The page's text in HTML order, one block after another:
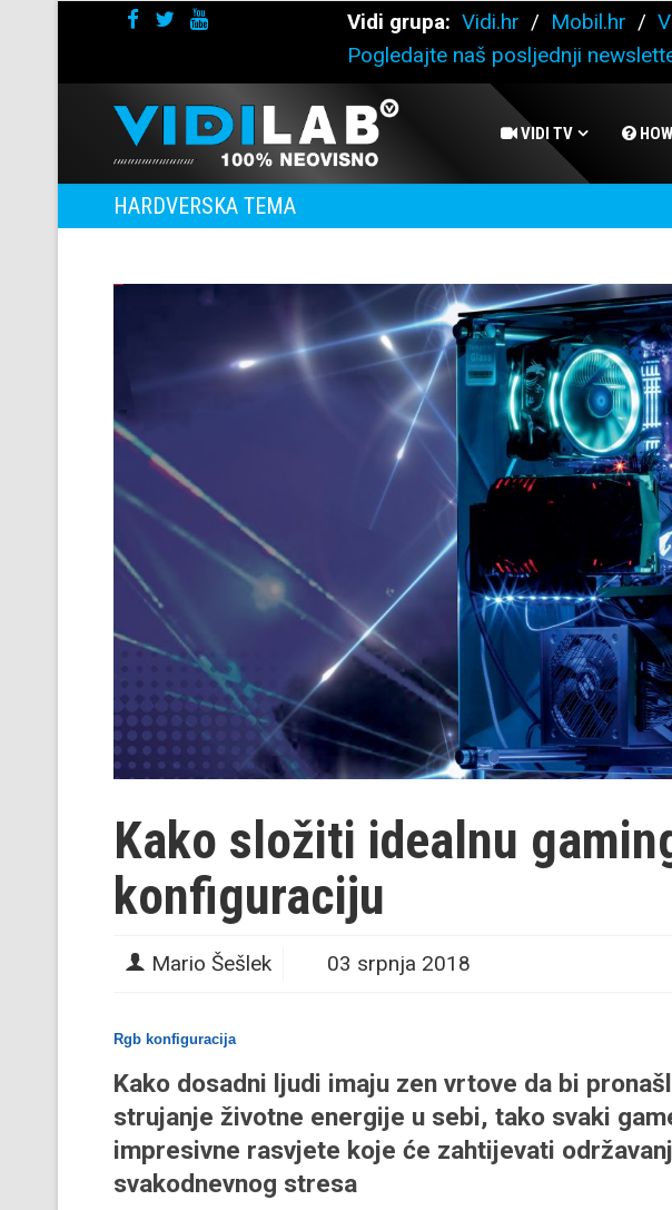
Vidi grupa: Vidi.hr / Mobil.hr /
Pogledajte naš posljednji
VIDI TV
HARDVERSKA TEMA
Kako složiti idealnu
konfiguraciju
Mario Šešlek 03 srpnja 2018
Rgb konfiguracija
Kako dosadni ljudi imaju zen vrtove da bi
strujanje životne energije u sebi, tako svaki
impresivne rasvjete koje će zahtijevati
svakodnevnog stresa